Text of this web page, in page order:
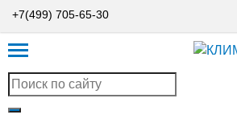
+7(499) 705-65-30